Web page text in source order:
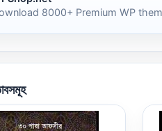
8000+ Premium WP